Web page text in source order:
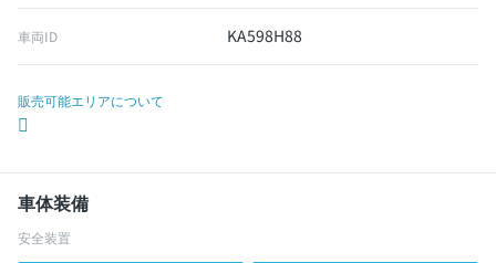
車両ID KA598H88
販売可能エリアについて
車体装備
安全装置